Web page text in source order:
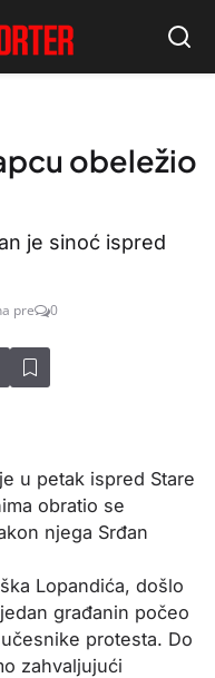
obeležio
je sinoć ispred
pre 0
u petak ispred Stare
obratio se
njega Srđan
Lopandića, došlo
građanin počeo
protesta. Do
zahvaljujući